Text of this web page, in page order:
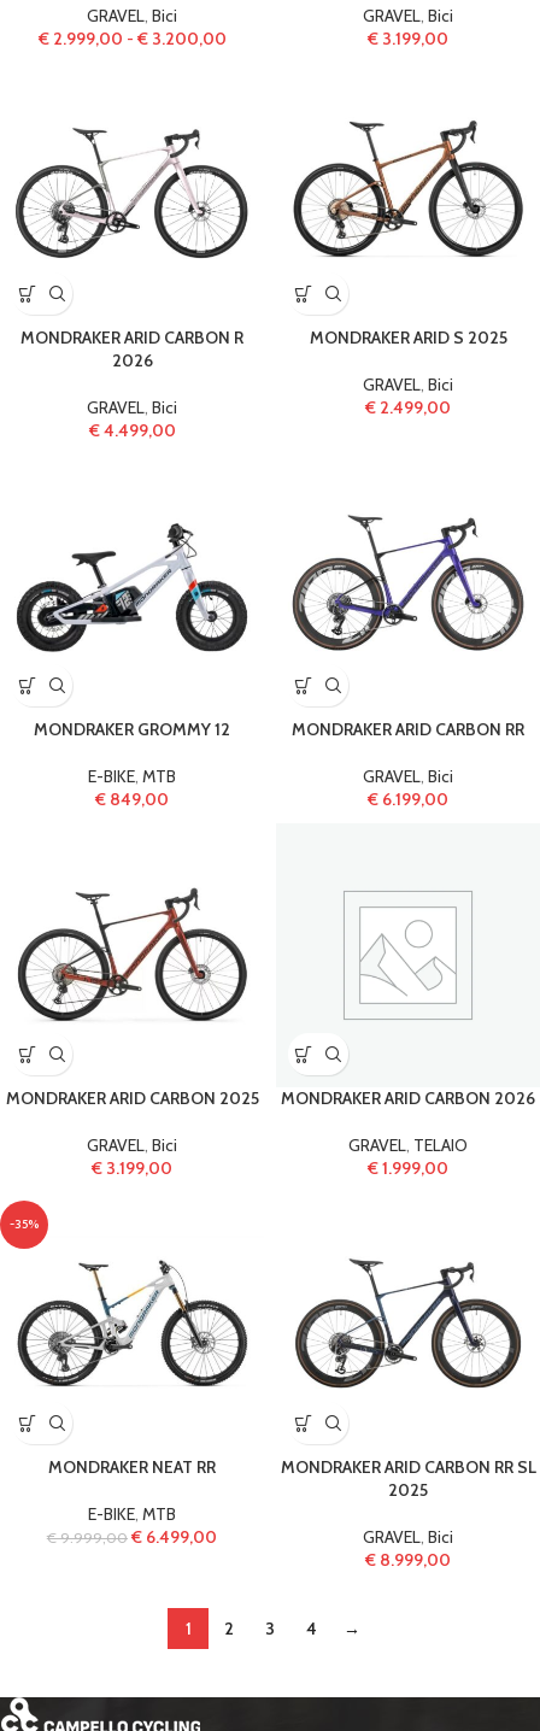
GRAVEL, Bici
€2.999,00 - €3.200,00
GRAVEL, Bici
€ 3.199,00
MONDRAKER ARID CARBON R
2026
GRAVEL, Bici
€4.499,00
MONDRAKER ARID S 2025
GRAVEL, Bici
€ 2.499,00
MONDRAKER GROMMY 12
E-BIKE, MTB
€ 849,00
MONDRAKER ARID CARBON RR
GRAVEL, Bici
€ 6.199,00
MONDRAKER ARID CARBON 2025
GRAVEL, Bici
€ 3.199,00
MONDRAKER ARID CARBON 2026
GRAVEL, TELAIO
€1.999,00
-35%
MONDRAKER NEAT RR
E-BIKE, MTB
€9.999,00 € 6.499,00
MONDRAKER ARID CARBON RR SL
2025
GRAVEL, Bici
€ 8.999,00
1 2 3 4 →